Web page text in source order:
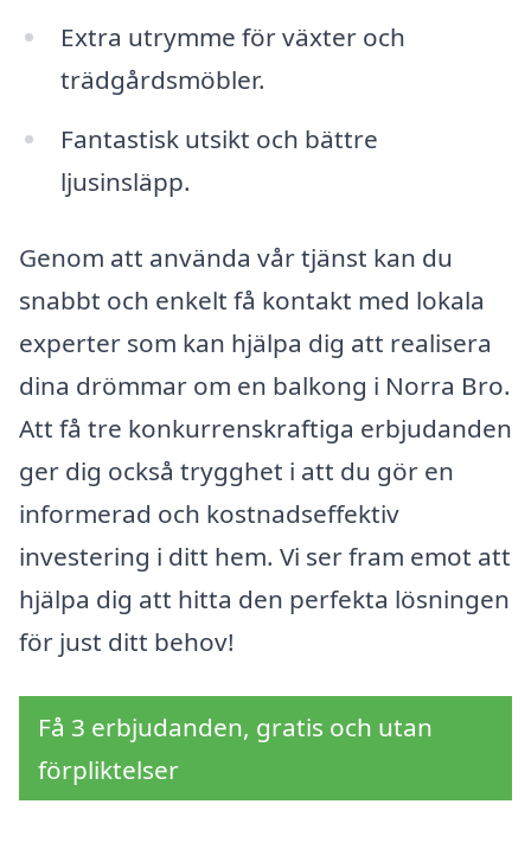
Extra utrymme för växter och
trädgårdsmöbler.
Fantastisk utsikt och bättre
ljusinsläpp.
Genom att använda vår tjänst kan du
snabbt och enkelt få kontakt med lokala
experter som kan hjälpa dig att realisera
dina drömmar om en balkong i Norra Bro.
Att få tre konkurrenskraftiga erbjudanden
ger dig också trygghet i att du gör en
informerad och kostnadseffektiv
investering i ditt hem. Vi ser fram emot att
hjälpa dig att hitta den perfekta lösningen
för just ditt behov!
Få 3 erbjudanden, gratis och utan
förpliktelser